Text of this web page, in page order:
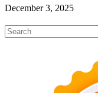
December 3, 2025